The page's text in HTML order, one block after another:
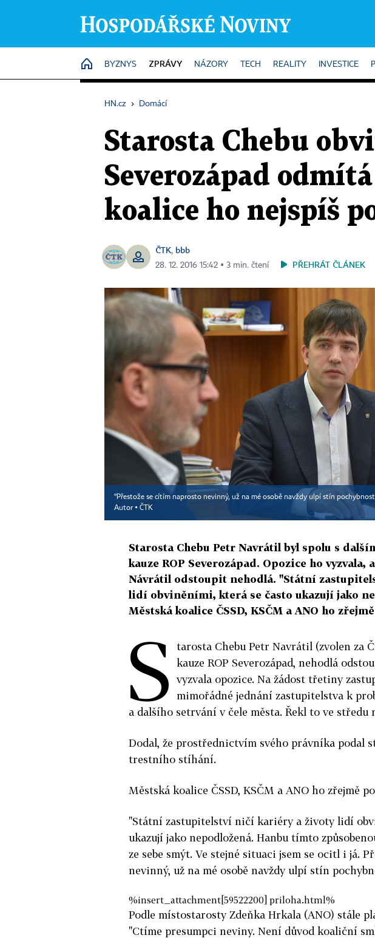
HOME
BYZNYS ZPRÁVY NÁZORY TECH REALITY INVESTICE
HN.cz › Domácí
Starosta Chebu
Severozápad
koalice ho nejspíš
ČTK, bbb
28. 12. 2016 15:42 ▪ 3 min. čtení PŘEHRÁT ČLÁNEK
"Přestože se cítím naprosto nevinný, už na mé osobě navždy ulpí stín
Autor ▪ ČTK
Starosta Chebu Petr Navrátil byl spolu s
kauze ROP Severozápad. Opozice ho vyzvala,
Návrátil odstoupit nehodlá. "Státní
lidí obviněními, která se často ukazují jako
Městská koalice ČSSD, KSČM a ANO ho
S
tarosta Chebu Petr Navrátil (zvolen za
kauze ROP Severozápad, nehodlá
vyzvala opozice. Na žádost třetiny
mimořádné jednání zastupitelstva k
a dalšího setrvání v čele města. Řekl to ve středu
Dodal, že prostřednictvím svého právníka podal
trestního stíhání.
Městská koalice ČSSD, KSČM a ANO ho zřejmě
"Státní zastupitelství ničí kariéry a životy lidí
ukazují jako nepodložená. Hanbu tímto
ze sebe smýt. Ve stejné situaci jsem se ocitl i já.
nevinný, už na mé osobě navždy ulpí stín
%insert_attachment[59522200] priloha.html%
Podle místostarosty Zdeňka Hrkala (ANO) stále
"Ctíme presumpci neviny. Není důvod koaliční